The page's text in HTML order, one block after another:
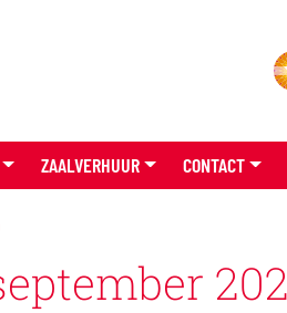
ZAALVERHUUR CONTACT